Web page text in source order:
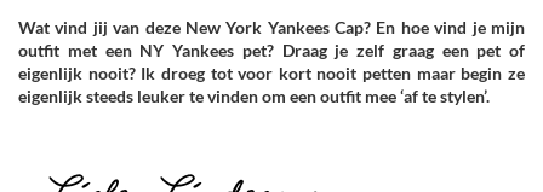
Wat vind jij van deze New York Yankees Cap? En hoe vind je mijn
outfit met een NY Yankees pet? Draag je zelf graag een pet of
eigenlijk nooit? Ik droeg tot voor kort nooit petten maar begin ze
eigenlijk steeds leuker te vinden om een outfit mee ‘af te stylen’.